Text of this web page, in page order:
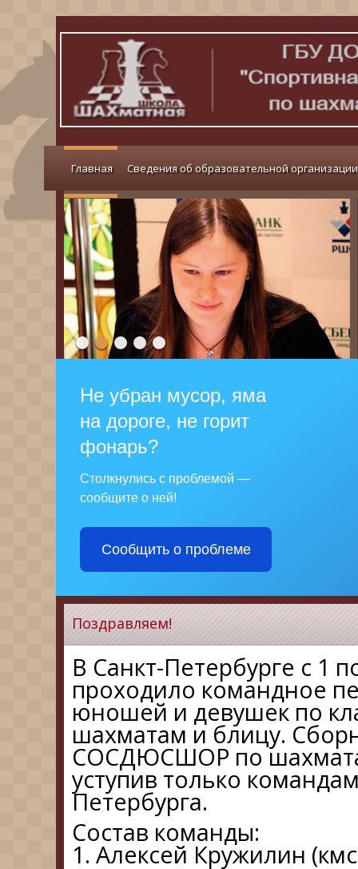
Главная Сведения об образовательной организации
Не убран мусор, яма
на дороге, не горит
фонарь?
Столкнулись с проблемой —
сообщите о ней!
Сообщить о проблеме
Поздравляем!
В Санкт-Петербурге с 1
проходило командное
юношей и девушек по
шахматам и блицу.
СОСДЮСШОР по
уступив только
Петербурга.
Состав команды:
1. Алексей Кружилин